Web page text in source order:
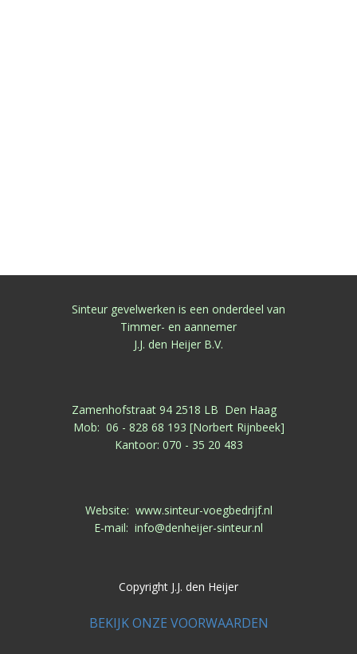
Sinteur gevelwerken is een onderdeel van
Timmer- en aannemer
J.J. den Heijer B.V.
Zamenhofstraat 94 2518 LB Den Haag
Mob: 06 - 828 68 193 [Norbert Rijnbeek]
Kantoor: 070 - 35 20 483
Website: www.sinteur-voegbedrijf.nl
E-mail: info@denheijer-sinteur.nl
Copyright J.J. den Heijer
BEKIJK ONZE VOORWAARDEN